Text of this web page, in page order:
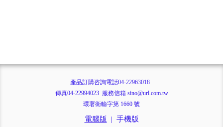
產品訂購咨詢電話04-22963018
傳真04-22994023 服務信箱 sino@url.com.tw
環署衛輸字第 1660 號
電腦版 | 手機版